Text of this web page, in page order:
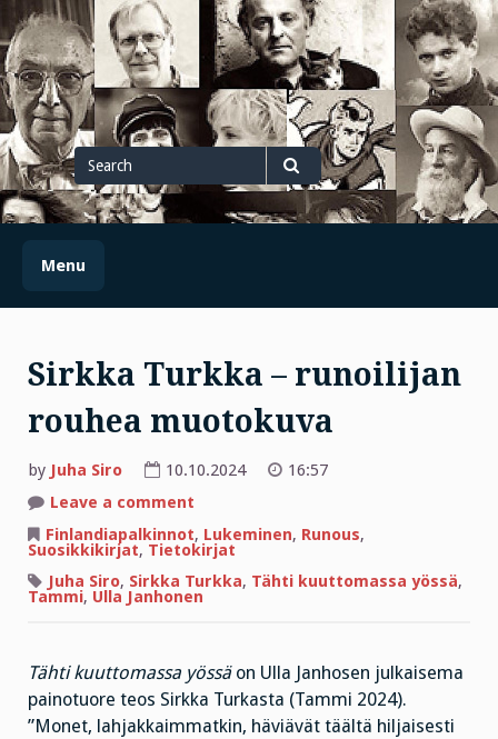
Skip
to
content
Search
for
Search
Menu
Sirkka Turkka – runoilijan
rouhea muotokuva
by Juha Siro 10.10.2024
16:57
Leave a comment
Turkka
–
runoilijan
rouhea
muotokuva
Finlandiapalkinnot, Lukeminen, Runous,
Suosikkikirjat, Tietokirjat
Juha Siro, Sirkka Turkka, Tähti kuuttomassa yössä,
Tammi, Ulla Janhonen
Tähti kuuttomassa yössäon Ulla Janhosen julkaisema
painotuore teos Sirkka Turkasta (Tammi 2024).
”Monet, lahjakkaimmatkin, häviävät täältä hiljaisesti